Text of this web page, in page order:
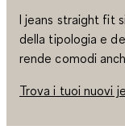
I jeans straight fit
della tipologia e
rende comodi
Trova i tuoi nuovi